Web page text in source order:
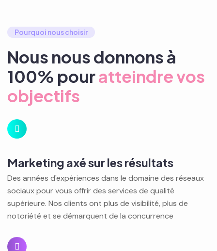
Pourquoi nous choisir
Nous nous donnons à
100% pouratteindre vos
objectifs
Marketing axé sur les résultats
Des années d'expériences dans le domaine des réseaux
sociaux pour vous offrir des services de qualité
supérieure. Nos clients ont plus de visibilité, plus de
notoriété et se démarquent de la concurrence